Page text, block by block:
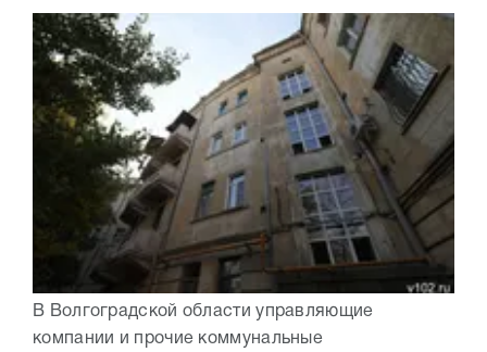
В Волгоградской области управляющие
компании и прочие коммунальные